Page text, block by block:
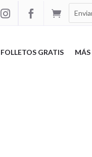



FOLLETOS GRATIS MÁS